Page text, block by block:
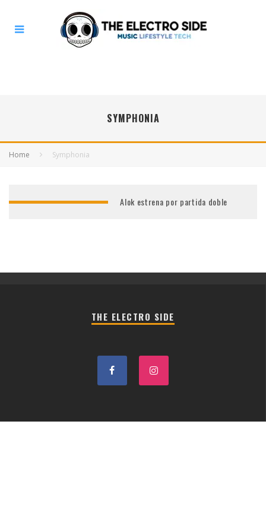
SYMPHONIA
Home Symphonia
Alok estrena por partida doble
THE ELECTRO SIDE